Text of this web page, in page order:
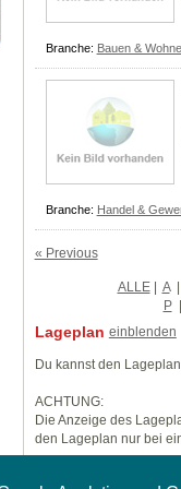
Branche: Bauen &
Branche: Handel &
« Previous
ALLE| A |
P |
Lageplan einblenden
Du kannst den
ACHTUNG:
Die Anzeige des
den Lageplan nur bei